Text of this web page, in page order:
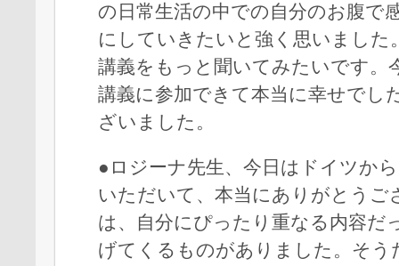
の日常生活の中での自分のお腹で
にしていきたいと強く思いました
講義をもっと聞いてみたいです。
講義に参加できて本当に幸せでし
ざいました。
●ロジーナ先生、今日はドイツか
いただいて、本当にありがとうご
は、自分にぴったり重なる内容だ
げてくるものがありました。そう